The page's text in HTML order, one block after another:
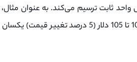
فاصله بین 100 تا 105 دلار (5